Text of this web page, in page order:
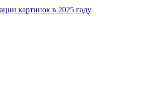
картинок в 2025 году